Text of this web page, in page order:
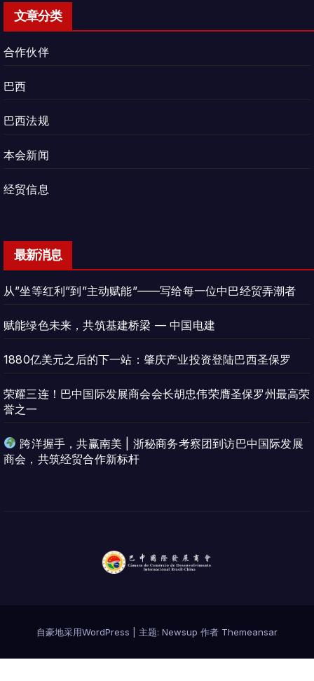
文章分类
合作伙伴
巴西
巴西法规
本会新闻
经贸信息
最新消息
从”坐等红利”到”主动赋能”——写给每一位中巴经贸弄潮者
赋能绿色未来，共筑基建桥梁 — 中国电建
1880亿美元之后的下一站：肇庆产业投资登陆巴西圣保罗
荣耀三连！巴中国际发展商会会长胡忠伟荣膺圣保罗州最高荣
誉之一
跨洋握手，共赢南美 | 浙秘商务考察团到访巴中国际发展
商会，共筑经贸合作新标杆
自豪地采用WordPress 主题: Newsup 作者 Themeansar